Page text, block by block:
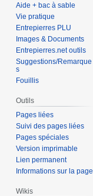
Aide + bac à sable
Vie pratique
Entrepierres PLU
Images & Documents
Entrepierres.net outils
Suggestions/Remarque
s
Fouillis
Outils
Pages liées
Suivi des pages liées
Pages spéciales
Version imprimable
Lien permanent
Informations sur la page
Wikis